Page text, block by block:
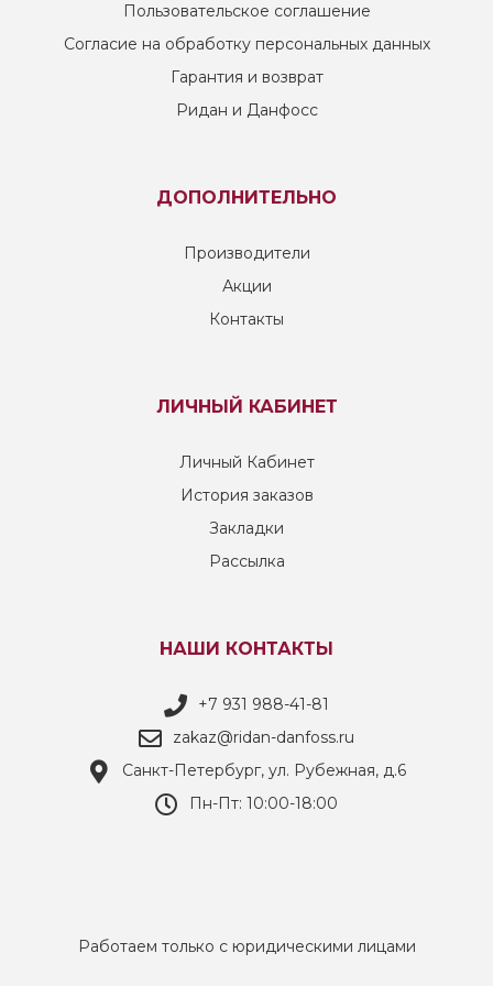
Пользовательское соглашение
Согласие на обработку персональных данных
Гарантия и возврат
Ридан и Данфосс
ДОПОЛНИТЕЛЬНО
Производители
Акции
Контакты
ЛИЧНЫЙ КАБИНЕТ
Личный Кабинет
История заказов
Закладки
Рассылка
НАШИ КОНТАКТЫ
+7 931 988-41-81
zakaz@ridan-danfoss.ru
Санкт-Петербург, ул. Рубежная, д.6
Пн-Пт: 10:00-18:00
Работаем только с юридическими лицами